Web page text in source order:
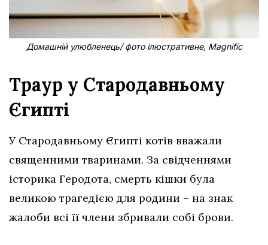
Домашній улюбленець/ фото ілюстративне, Magnific
Траур у Стародавньому
Єгипті
У Стародавньому Єгипті котів вважали
священними тваринами. За свідченнями
історика Геродота, смерть кішки була
великою трагедією для родини – на знак
жалоби всі її члени збривали собі брови.